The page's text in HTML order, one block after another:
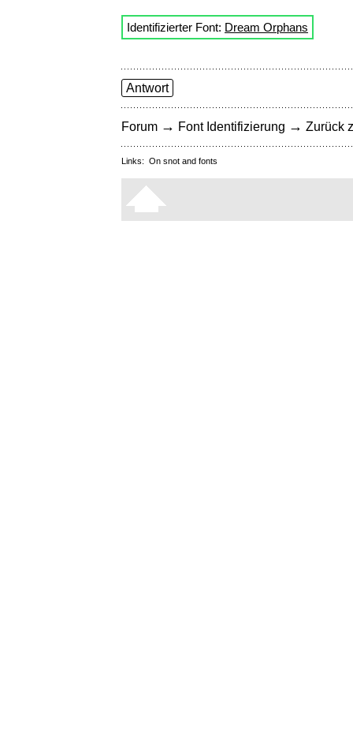
Identifizierter Font: Dream Orphans
Antwort
Forum → Font Identifizierung → Zurück
Links: On snot and fonts